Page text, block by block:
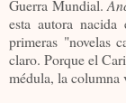
Guerra Mundial.
esta autora
primeras "novelas
claro. Porque el
médula, la columna